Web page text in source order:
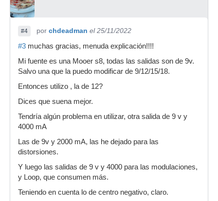
#4 por chdeadman el 25/11/2022
#3 muchas gracias, menuda explicación!!!!
Mi fuente es una Mooer s8, todas las salidas son de 9v.
Salvo una que la puedo modificar de 9/12/15/18.
Entonces utilizo , la de 12?
Dices que suena mejor.
Tendría algún problema en utilizar, otra salida de 9 v y
4000 mA
Las de 9v y 2000 mA, las he dejado para las
distorsiones.
Y luego las salidas de 9 v y 4000 para las modulaciones,
y Loop, que consumen más.
Teniendo en cuenta lo de centro negativo, claro.